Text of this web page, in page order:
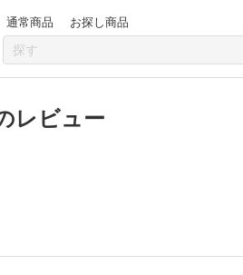
通常商品 お探し商品
レビュー